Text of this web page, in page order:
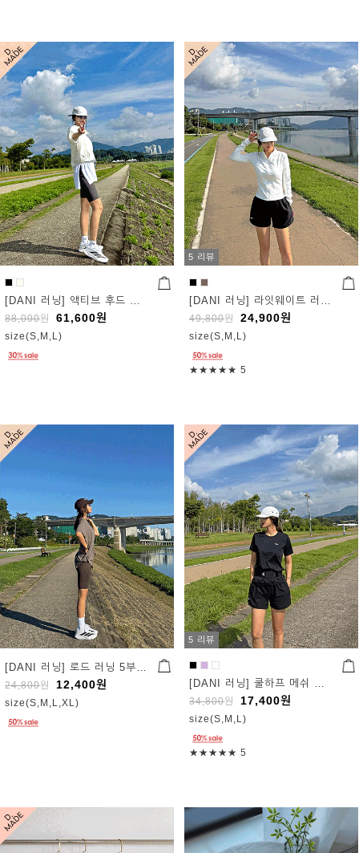
88,000원 61,600원
size(S,M,L)
5 리뷰
49,800원 24,900원
size(S,M,L)
★★★★★ 5
24,800원 12,400원
size(S,M,L,XL)
5 리뷰
34,800원 17,400원
size(S,M,L)
★★★★★ 5